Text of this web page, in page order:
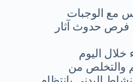
مع الوجبات
فرص حدوث آثار
اليوم
والتخلص من